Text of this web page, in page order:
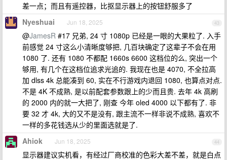
差一点；而且有遥控器，比抠显示器上的按钮舒服多了
43
Nyeshuai Jun 18, 2025
@JamesR #17 兄弟, 24 寸 1080p 已经是一眼的大果粒了. 入手
前感觉 24 寸这么小清晰度够把, 几百块确定了这辈子不会在用
1080 了. 还有 1080 不都配 1660s 6600 这档位的么, 突出一个
够用, 有几个在这档位追求光追的. 我现在也是 4070, 不全拉高
加 dlss 4k 总能凑到 60, 实在不行游戏内退回 1080, 也算点对点.
不是 4K 不成熟, 是以前配套参数跟上的少而且贵. 去年 4k 高刷
的 2000 内的就一大把了, 刚查 今年 oled 4000 以下都有了. 非
要 32 才 4k, 大的又不是没有, 跟主流不一样非说不成熟, 喜欢不
一样的多花钱选从少的里面选就是了.
44
Ahiok Jun 18, 2025
显示器建议实机看，有经过厂商校准的色彩大差不差，就是白点